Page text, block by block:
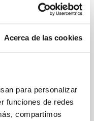
Acerca de las cookies
para personalizar
funciones de redes
compartimos
los
la
LST
de rayos
mundo, continúa
de operaciones